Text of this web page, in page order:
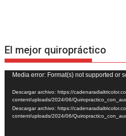
El mejor quiropráctico
Reproductor
de
vídeo
Media error: Format(s) not supported or
Descargar archivo: https://
content/uploads/2024/06/
Descargar archivo: https://
content/uploads/2024/06/